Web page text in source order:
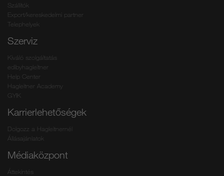
Szállítók
Export/kereskedelmi partner
Telephelyek
Szerviz
Kiváló szolgáltatás
edibyhagleitner
Help Center
Hagleitner Academy
GYIK
Karrierlehetőségek
Dolgozz a Hagleitnernél
Állásajánlatok
Médiaközpont
Áttekintés